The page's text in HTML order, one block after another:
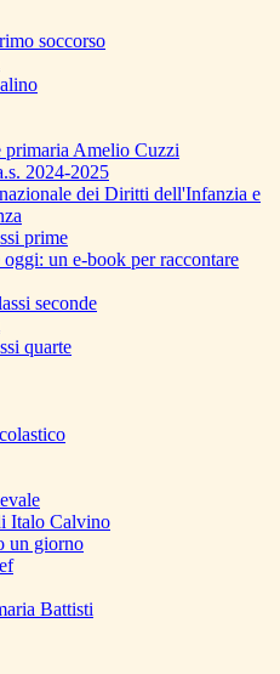
soccorso
primaria Amelio Cuzzi
2024-2025
dei Diritti dell'Infanzia e
prime
oggi: un e-book per raccontare
seconde
quarte
Italo Calvino
un giorno
Battisti